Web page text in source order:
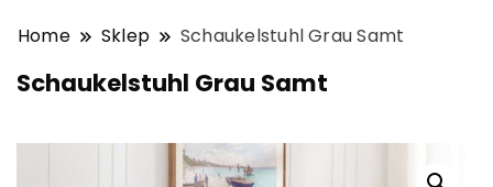
Home Sklep Schaukelstuhl Grau Samt
Schaukelstuhl Grau Samt